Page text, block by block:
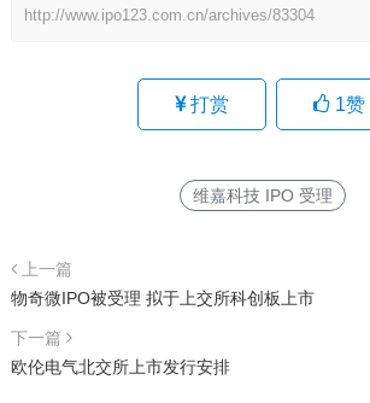
http://www.ipo123.com.cn/archives/83304
打赏 1赞
维嘉科技 IPO 受理
上一篇
物奇微IPO被受理 拟于上交所科创板上市
下一篇
欧伦电气北交所上市发行安排